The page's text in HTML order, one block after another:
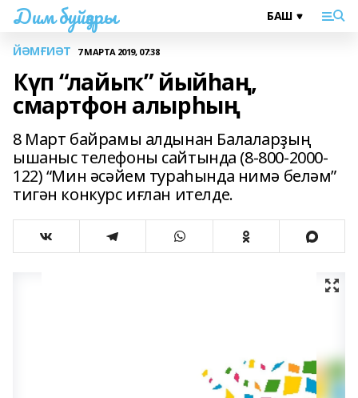
Дим буйҙары
ЙӘМҒИӘТ 7 МАРТА 2019, 07:38
Күп “лайыҡ” йыйһаң,
смартфон алырһың
8 Март байрамы алдынан Балаларҙың
ышаныс телефоны сайтында (8-800-2000-
122) “Мин әсәйем тураһында нимә беләм”
тигән конкурс иғлан ителде.